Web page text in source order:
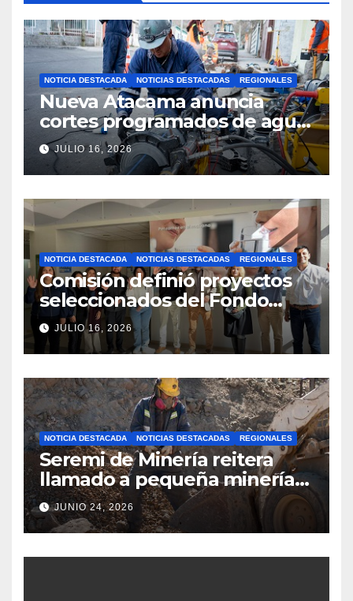
NOTICIA DESTACADA NOTICIAS DESTACADAS REGIONALES
Nueva Atacama anuncia
cortes programados de agua
potable en Copiapó y
Caldera: revisa fechas,
horarios y sectores
JULIO 16, 2026
NOTICIA DESTACADA NOTICIAS DESTACADAS REGIONALES
Comisión definió proyectos
seleccionados del Fondo
Concursable 2026 de Nueva
Atacama
JULIO 16, 2026
NOTICIA DESTACADA NOTICIAS DESTACADAS REGIONALES
Seremi de Minería reitera
llamado a pequeña minería
para postulaciones PAMMA
Equipa y Desarrolla 2026
JUNIO 24, 2026